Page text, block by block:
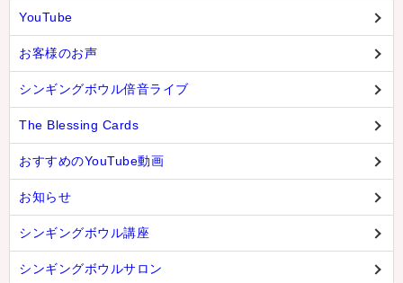
YouTube
お客様のお声
シンギングボウル倍音ライブ
The Blessing Cards
おすすめのYouTube動画
お知らせ
シンギングボウル講座
シンギングボウルサロン